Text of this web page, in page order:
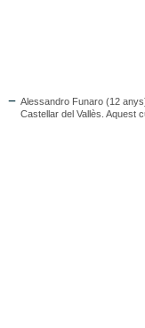
Alessandro Funaro (12
Castellar del Vallès. Aquest